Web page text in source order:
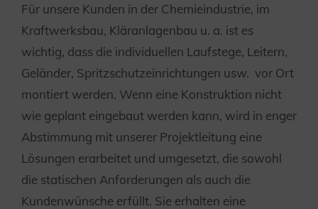
Für unsere Kunden in der Chemieindustrie, im
Kraftwerksbau, Kläranlagenbau u. a. ist es
wichtig, dass die individuellen Laufstege, Leitern,
Geländer, Spritzschutzeinrichtungen usw. vor Ort
montiert werden. Wenn eine Konstruktion nicht
wie geplant eingebaut werden kann, wird in enger
Abstimmung mit unserer Projektleitung eine
Lösungen erarbeitet und umgesetzt, die sowohl
die statischen Anforderungen als auch die
Kundenwünsche erfüllt. Sie erhalten eine